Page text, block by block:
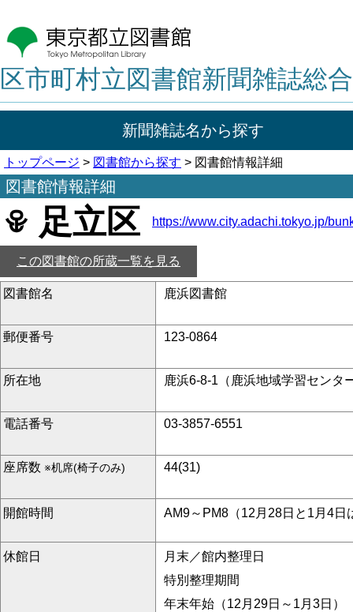
区市町村立図書館新聞雑誌総
新聞雑誌名から探す
トップページ > 図書館から探す > 図書館情報詳細
図書館情報詳細
足立区 https://www.city.adachi.tokyo.jp/
この図書館の所蔵一覧を見る
図書館名 鹿浜図書館
郵便番号 123-0864
所在地 鹿浜6-8-1（鹿浜地域学習センタ
電話番号 03-3857-6551
座席数 ※机席(椅子のみ) 44(31)
開館時間 AM9～PM8（12月28日と1月4日
休館日
月末／館内整理日
特別整理期間
年末年始（12月29日～1月3日）